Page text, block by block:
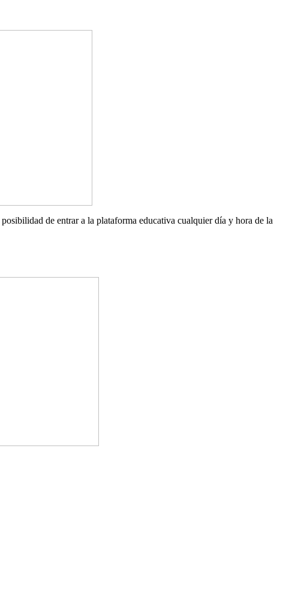
de entrar a la plataforma educativa cualquier día y hora de la